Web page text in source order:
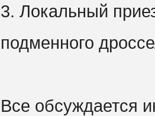
3. Локальный
подменного
Все обсуждается